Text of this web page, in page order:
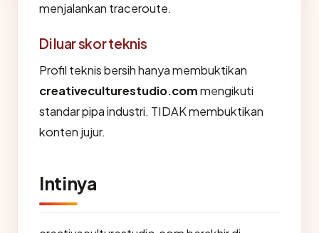
menjalankan traceroute.
Di luar skor teknis
Profil teknis bersih hanya membuktikan
creativeculturestudio.commengikuti
standar pipa industri. TIDAK membuktikan
konten jujur.
Intinya